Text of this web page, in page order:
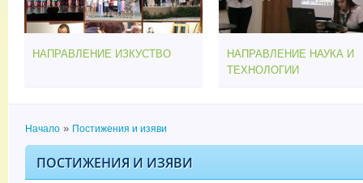
НАПРАВЛЕНИЕ ИЗКУСТВО
НАПРАВЛЕНИЕ НАУКА И
ТЕХНОЛОГИИ
Вие сте тук
Начало » Постижения и изяви
ПОСТИЖЕНИЯ И ИЗЯВИ